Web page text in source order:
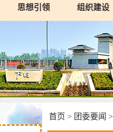
思想引领 组织建设
首页 > 团委要闻 >